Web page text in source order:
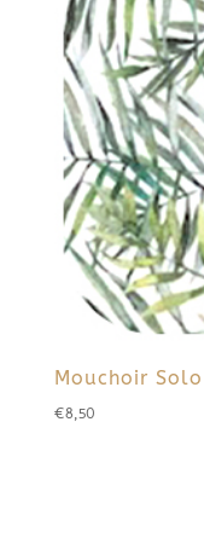
Mouchoir
€8,50